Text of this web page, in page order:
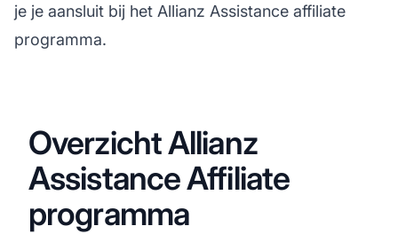
je je aansluit bij het Allianz Assistance affiliate
programma.
Overzicht Allianz
Assistance Affiliate
programma